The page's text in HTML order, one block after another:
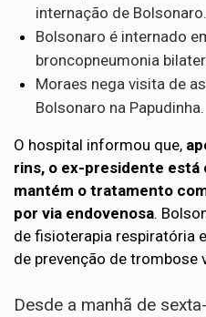
internação de Bolsonaro.
Bolsonaro é internado
broncopneumonia
Moraes nega visita de
Bolsonaro na Papudinha.
O hospital informou que,
rins, o ex-presidente
mantém o tratamento
por via endovenosa.
de fisioterapia respiratória
de prevenção de trombose
Desde a manhã de